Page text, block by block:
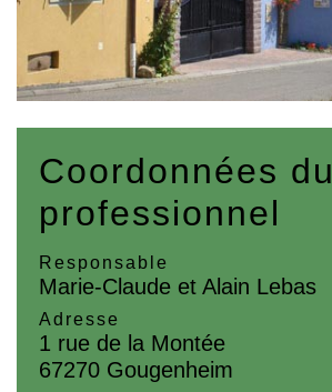
Coordonnées du
professionnel
Responsable
Marie-Claude et Alain Lebas
Adresse
1 rue de la Montée
67270 Gougenheim